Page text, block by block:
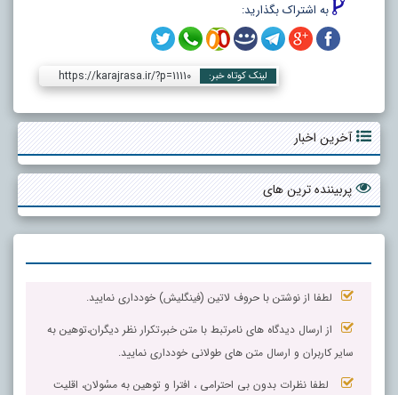
به اشتراک بگذارید:
لینک کوتاه خبر: https://karajrasa.ir/?p=11110
آخرین اخبار
پربیننده ترین های
لطفا از نوشتن با حروف لاتین (فینگلیش) خودداری نمایید.
از ارسال دیدگاه های نامرتبط با متن خبر،تکرار نظر دیگران،توهین به
سایر کاربران و ارسال متن های طولانی خودداری نمایید.
لطفا نظرات بدون بی احترامی ، افترا و توهین به مسٔولان، اقلیت